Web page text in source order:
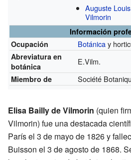
Auguste
Vilmorin
Información
Ocupación
Botánicay
Abreviatura en
botánica
E.Vilm.
Miembro de Société
Elisa Bailly de Vilmorin (quien
Vilmorin) fue una destacada
París el 3 de mayo de 1826 y
Buisson el 3 de agosto de 1868.